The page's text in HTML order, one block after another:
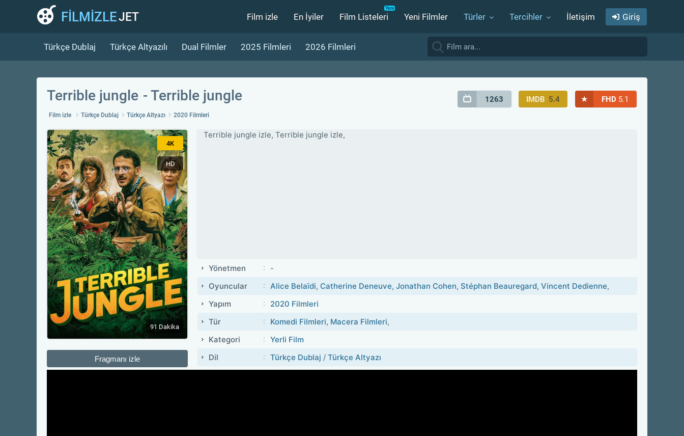
FİLMİZLEJET Film izle En İyiler Film Listeleri Yeni Filmler Türler Tercihler İletişim Giriş
Türkçe Dublaj Türkçe Altyazılı Dual Filmler 2025 Filmleri 2026 Filmleri
Terrible jungle Terrible jungle
Film izle Türkçe Dublaj Türkçe Altyazı 2020 Filmleri
1263 IMDB 5.4 ★ FHD 5.1
4K
HD
91 Dakika
Fragmanı izle
Terrible jungle izle, Terrible jungle izle,
Yönetmen
-
Oyuncular
Alice Belaïdi, Catherine Deneuve, Jonathan Cohen, Stéphan Beauregard, Vincent Dedienne,
Yapım
2020 Filmleri
Tür
Komedi Filmleri, Macera Filmleri,
Kategori
Yerli Film
Dil
Türkçe Dublaj / Türkçe Altyazı